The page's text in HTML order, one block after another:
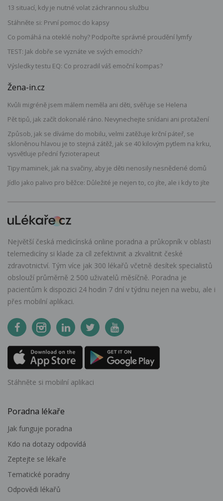
13 situací, kdy je nutné volat záchrannou službu
Stáhněte si: První pomoc do kapsy
Co pomáhá na oteklé nohy? Podpořte správné proudění lymfy
TEST: Jak dobře se vyznáte ve svých emocích?
Výsledky testu EQ: Co prozradil váš emoční kompas?
Žena-in.cz
Kvůli migréně jsem málem neměla ani děti, svěřuje se Helena
Pět tipů, jak začít dokonalé ráno. Nevynechejte snídani ani protažení
Způsob, jak se díváme do mobilu, velmi zatěžuje krční páteř, se
skloněnou hlavou je to stejná zátěž, jak se 40 kilovým pytlem na krku,
vysvětluje přední fyzioterapeut
Tipy maminek, jak na svačiny, aby je děti nenosily nesnědené domů
Jídlo jako palivo pro běžce: Důležité je nejen to, co jíte, ale i kdy to jíte
Největší česká medicínská online poradna a průkopník v oblasti
telemedicíny si klade za cíl zefektivnit a zkvalitnit české
zdravotnictví. Tým více jak 300 lékařů včetně desítek specialistů
obslouží průměrně 2 500 uživatelů měsíčně. Poradna je
pacientům k dispozici 24 hodin 7 dní v týdnu nejen na webu, ale i
přes mobilní aplikaci.
Stáhněte si mobilní aplikaci
Poradna lékaře
Jak funguje poradna
Kdo na dotazy odpovídá
Zeptejte se lékaře
Tematické poradny
Odpovědi lékařů